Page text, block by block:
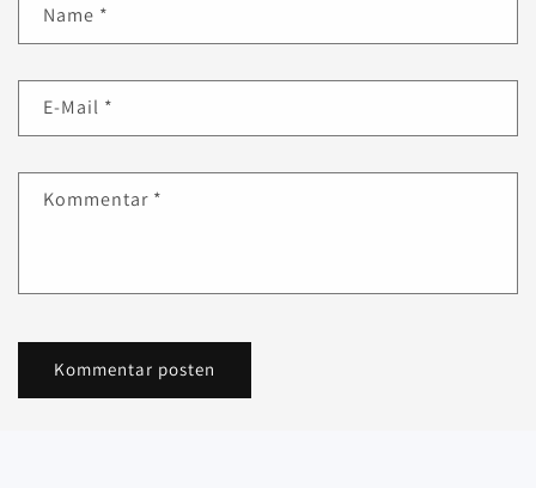
Name *
E-Mail *
Kommentar *